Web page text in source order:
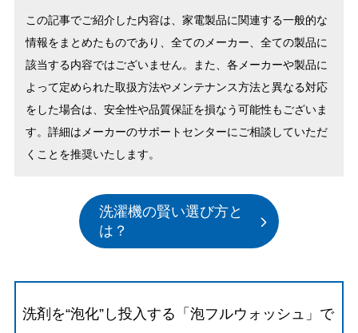
この記事でご紹介した内容は、家電製品に関連する一般的な
情報をまとめたものであり、全てのメーカー、全ての製品に
該当する内容ではございません。また、各メーカーや製品に
よって定められた取扱方法やメンテナンス方法と異なる対応
をした場合は、安全性や品質保証を損なう可能性もございま
す。詳細はメーカーのサポートセンターにご相談していただ
くことを推奨いたします。
洗濯機の賢い選び方と
は？
洗剤を“泡化”し投入する「泡フルウォッシュ」で